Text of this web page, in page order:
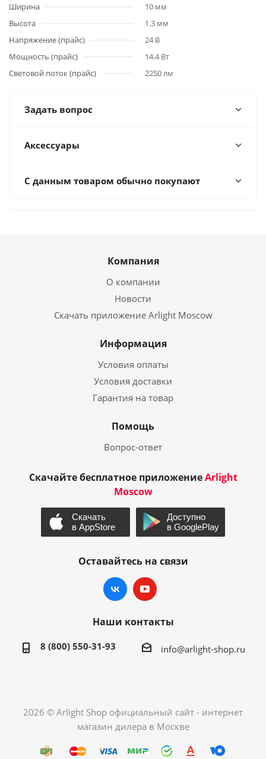
Ширина
10 мм
Высота
1.3 мм
Напряжение (прайс)
24 В
Мощность (прайс)
14.4 Вт
Световой поток (прайс)
2250 лм
Задать вопрос
Аксессуары
С данным товаром обычно покупают
Компания
О компании
Новости
Скачать приложение Arlight Moscow
Информация
Условия оплаты
Условия доставки
Гарантия на товар
Помощь
Вопрос-ответ
Скачайте бесплатное приложениеArlight
Moscow
Оставайтесь на связи
Наши контакты
8 (800) 550-31-93 info@arlight-shop.ru
2026 © Arlight Shop официальный сайт - интернет
магазин дилера в Москве